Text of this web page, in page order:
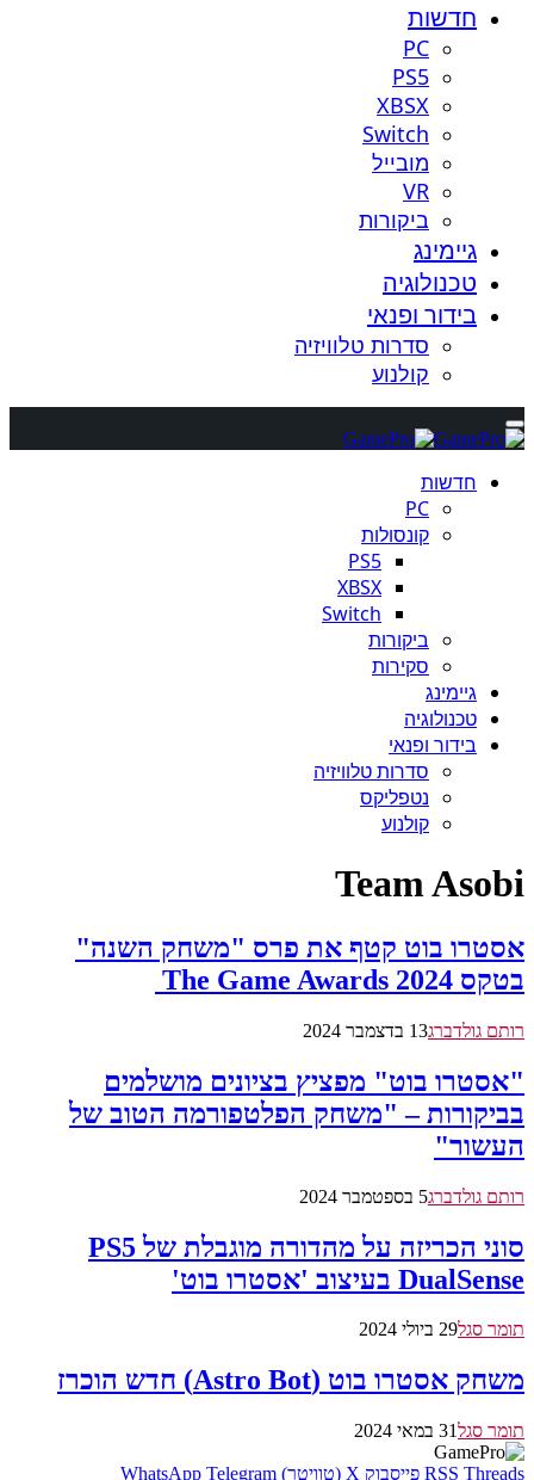
חדשות
PC
PS5
XBSX
Switch
מובייל
VR
ביקורות
גיימינג
טכנולוגיה
בידור ופנאי
סדרות טלוויזיה
קולנוע
חדשות
PC
קונסולות
PS5
XBSX
Switch
ביקורות
סקירות
גיימינג
טכנולוגיה
בידור ופנאי
סדרות טלוויזיה
נטפליקס
קולנוע
Team Asobi
אסטרו בוט קטף את פרס "משחק השנה"
בטקס The Game Awards 2024
רותם גולדברג13 בדצמבר 2024
"אסטרו בוט" מפציץ בציונים מושלמים
בביקורות – "משחק הפלטפורמה הטוב של
העשור"
רותם גולדברג5 בספטמבר 2024
סוני הכריזה על מהדורה מוגבלת של PS5
DualSense בעיצוב 'אסטרו בוט'
תומר סגל29 ביולי 2024
משחק אסטרו בוט (Astro Bot) חדש הוכרז
תומר סגל31 במאי 2024
RSS Threads פייסבוק X (טוויטר) WhatsApp Telegram